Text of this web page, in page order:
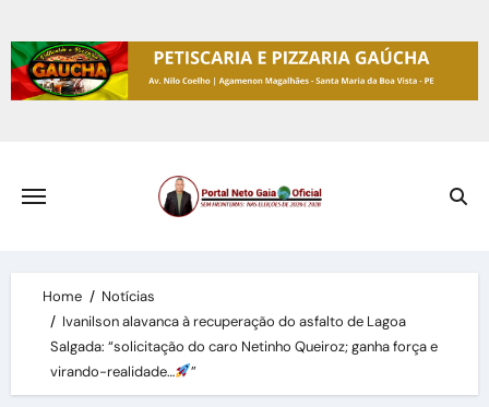
to
content
Home
Notícias
Ivanilson alavanca à recuperação do asfalto de Lagoa
Salgada: “solicitação do caro Netinho Queiroz; ganha força e
virando-realidade…
”